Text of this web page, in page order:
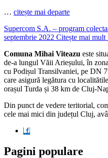
… citește mai departe
Supercom S.A. – program
septembrie 2022 Citește mai mult
Comuna Mihai Viteazu este
de-a lungul Văii Arieșului, în
cu Podișul Transilvaniei, pe DN
care asigură legătura cu
orașul Turda și 38 km de Cluj-
Din punct de vedere teritorial,
cele mai mici din județul Cluj,
Pagini populare